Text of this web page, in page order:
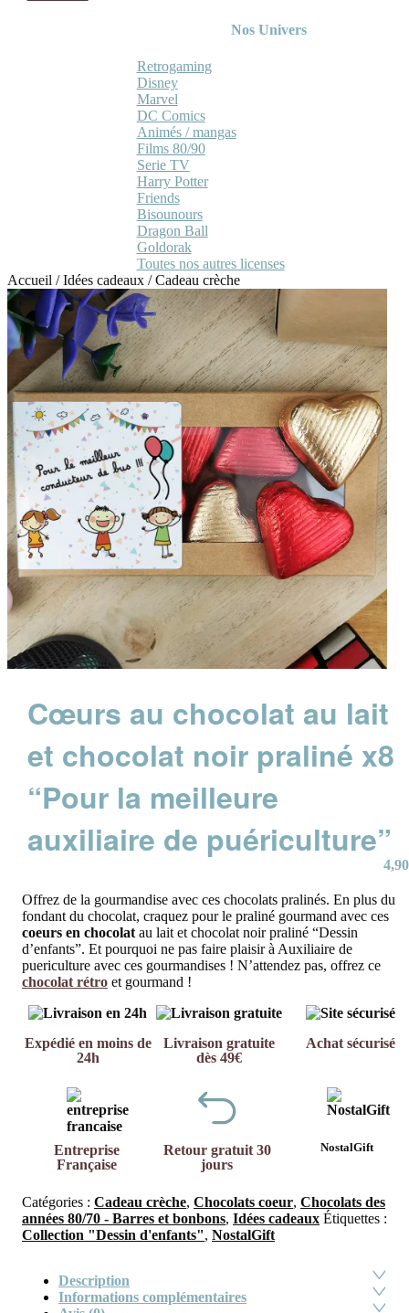
Nos Univers
Retrogaming
Disney
Marvel
DC Comics
Animés / mangas
Films 80/90
Serie TV
Harry Potter
Friends
Bisounours
Dragon Ball
Goldorak
Toutes nos autres licenses
Accueil /Idées cadeaux /Cadeau crèche
Cœurs au chocolat au lait
et chocolat noir praliné x8
“Pour la meilleure
auxiliaire de puériculture”
4,90
Offrez de la gourmandise avec ces chocolats pralinés. En plus du
fondant du chocolat, craquez pour le praliné gourmand avec ces
coeurs en chocolat au lait et chocolat noir praliné “Dessin
d’enfants”. Et pourquoi ne pas faire plaisir à Auxiliaire de
puericulture avec ces gourmandises ! N’attendez pas, offrez ce
chocolat rétro et gourmand !
Expédié en moins de
24h
Livraison gratuite
dès 49€
Achat sécurisé
Entreprise
Française
Retour gratuit 30
jours
NostalGift
Catégories : Cadeau crèche, Chocolats coeur, Chocolats des
années 80/70 - Barres et bonbons, Idées cadeaux Étiquettes :
Collection "Dessin d'enfants", NostalGift
Description
Informations complémentaires